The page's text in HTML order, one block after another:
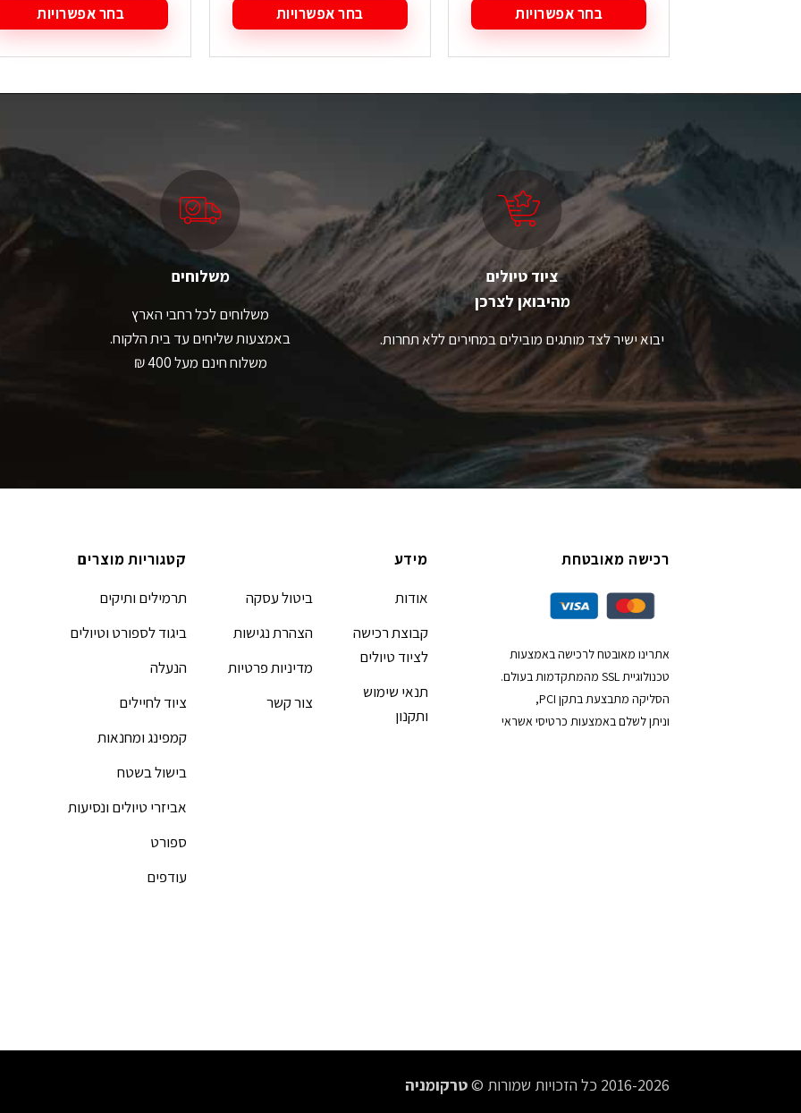
בחר אפשרויות
למוצר
זה
ניתן
לבחור
את
האפשרויות
בעמוד
המוצר
בחר אפשרויות
למוצר
זה
את
האפשרויות
בעמוד
המוצר
בחר אפשרויות
למוצר
זה
את
האפשרויות
בעמוד
ציוד טיולים
מהיבואן לצרכן
יבוא ישיר לצד מותגים מובילים במחירים ללא תחרות.
משלוחים
משלוחים לכל רחבי הארץ
באמצעות שליחים עד בית הלקוח.
משלוח חינם מעל 400 ₪
רכישה מאובטחת
אתרינו מאובטח לרכישה באמצעות
טכנולוגיית SSL מהמתקדמות בעולם.
הסליקה מתבצעת בתקן PCI,
וניתן לשלם באמצעות כרטיסי אשראי
מידע
אודות
קבוצת רכישה
לציוד טיולים
תנאי שימוש
ותקנון
ביטול עסקה
הצהרת נגישות
מדיניות פרטיות
צור קשר
קטגוריות מוצרים
תרמילים ותיקים
ביגוד לספורט וטיולים
הנעלה
ציוד לחיילים
קמפינג ומחנאות
בישול בשטח
אביזרי טיולים ונסיעות
ספורט
עודפים
2016-2026 כל הזכויות שמורות © טרקומניה